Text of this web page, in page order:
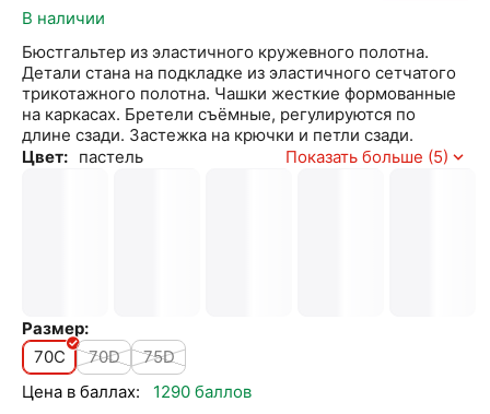
В наличии
Бюстгальтер из эластичного кружевного полотна.
Детали стана на подкладке из эластичного сетчатого
трикотажного полотна. Чашки жесткие формованные
на каркасах. Бретели съёмные, регулируются по
длине сзади. Застежка на крючки и петли сзади.
Цвет: пастель Показать больше (5)
Размер:
70C
70D
75D
Цена в баллах:
1290 баллов